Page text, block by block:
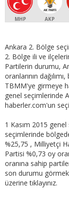
MHP AKP
Ankara 2. Bölge
2. Bölge ili ve
Partilerin durumu,
oranlarının
TBMM'ye girmeye
genel seçimlerinde
haberler.com'un
1 Kasım 2015
seçimlerinde
%25,75 , Milliyetçi
Partisi %0,73 oy
oranına sahip
son durumu görmek
üzerine tıklayınız.